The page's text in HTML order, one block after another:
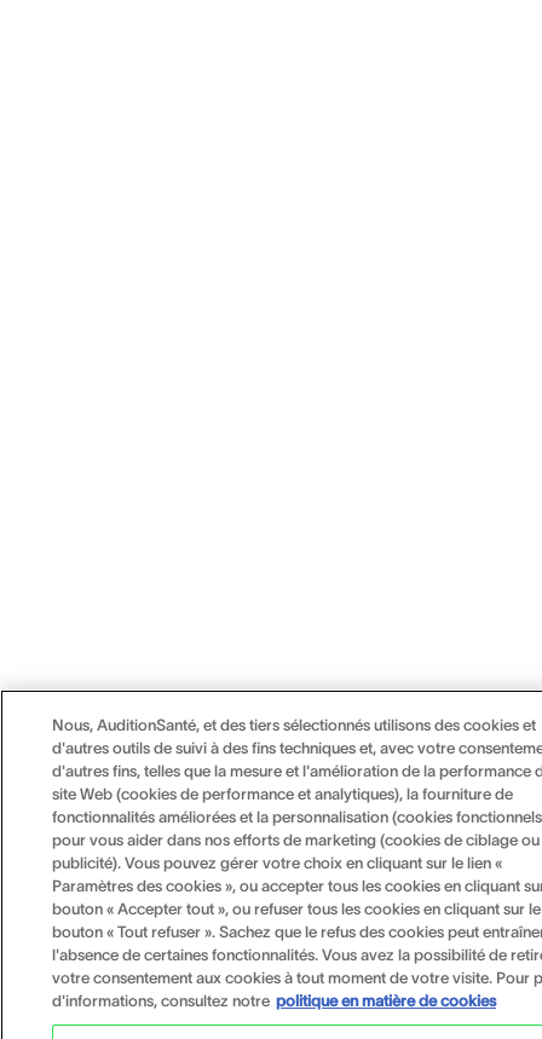
Nous, AuditionSanté, et des tiers sélectionnés utilisons des cookies et
d'autres outils de suivi à des fins techniques et, avec votre
d'autres fins, telles que la mesure et l'amélioration de la performance
site Web (cookies de performance et analytiques), la fourniture de
fonctionnalités améliorées et la personnalisation (cookies
pour vous aider dans nos efforts de marketing (cookies de ciblage
publicité). Vous pouvez gérer votre choix en cliquant sur le lien «
Paramètres des cookies », ou accepter tous les cookies en cliquant
bouton « Accepter tout », ou refuser tous les cookies en cliquant sur le
bouton « Tout refuser ». Sachez que le refus des cookies peut
l'absence de certaines fonctionnalités. Vous avez la possibilité de
votre consentement aux cookies à tout moment de votre visite. Pour
d'informations, consultez notre politique en matière de cookies